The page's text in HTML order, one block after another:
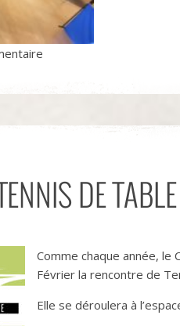
DE
Comme chaque année, le
Février la rencontre de
Elle se déroulera à